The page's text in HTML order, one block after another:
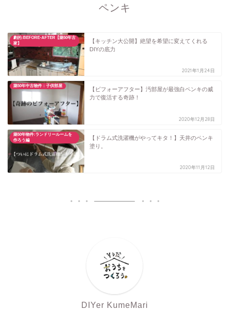
ペンキ
劇的:BEFORE-AFTER【築50年古
家】
【キッチン大公開】絶望を希望に変えてくれる
DIYの底力
2021年1月24日
築50年中古物件：子供部屋
【ビフォーアフター】汚部屋が最強白ペンキの威
力で復活する奇跡！
2020年12月28日
築50年物件:ランドリールームを
作ろう編
【ドラム式洗濯機がやってキタ！】天井のペンキ
塗り。
2020年11月12日
DIYer KumeMari